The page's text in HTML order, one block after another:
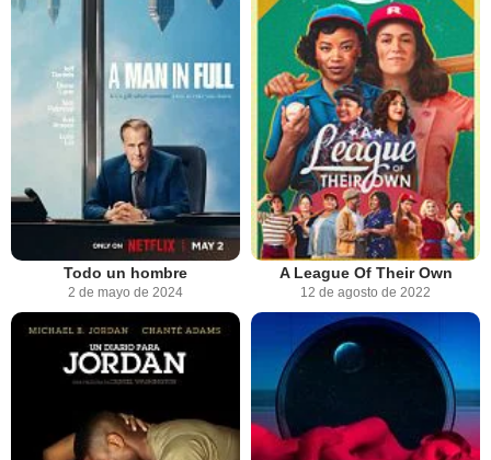
Todo un hombre
2 de mayo de 2024
A League Of Their Own
12 de agosto de 2022